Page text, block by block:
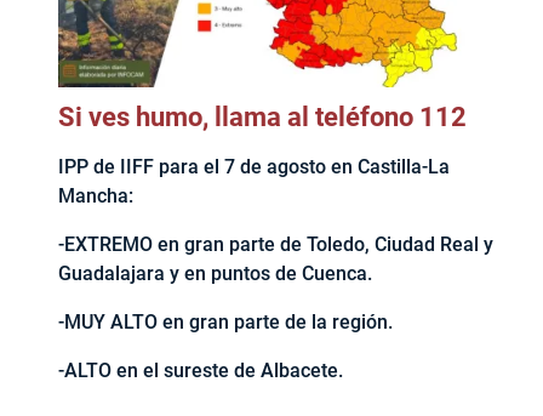
Si ves humo, llama al teléfono 112
IPP de IIFF para el 7 de agosto en Castilla-La
Mancha:
-EXTREMO en gran parte de Toledo, Ciudad Real y
Guadalajara y en puntos de Cuenca.
-MUY ALTO en gran parte de la región.
-ALTO en el sureste de Albacete.